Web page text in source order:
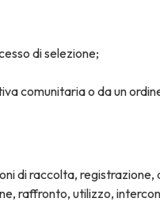
di selezione;
comunitaria o da un
di raccolta, registrazione,
raffronto, utilizzo,